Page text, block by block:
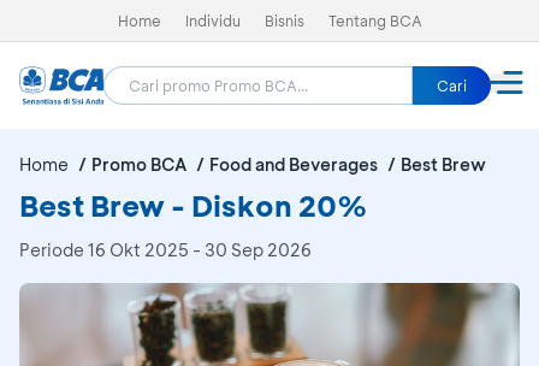
Home Individu Bisnis Tentang BCA
Cari
Home Promo BCA Food and Beverages Best Brew
Best Brew - Diskon 20%
Periode 16 Okt 2025 - 30 Sep 2026